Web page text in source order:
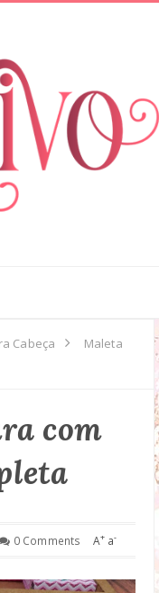
Cabeça
Maleta
com
0 Comments A+ a-